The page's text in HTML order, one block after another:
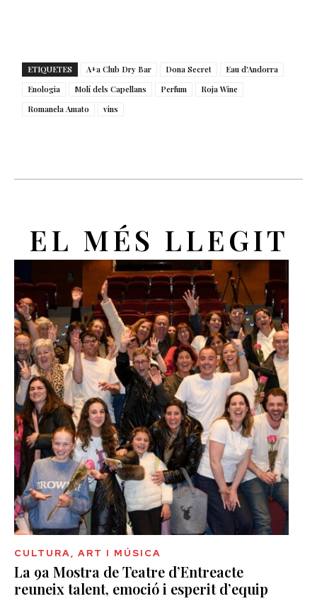
ETIQUETES A+a Club Dry Bar Dona Secret
Eau d'Andorra
Enologia
Molí dels Capellans Perfum
Roja Wine
Romanela Amato
vins
EL MÉS LLEGIT
CULTURA, ART I MÚSICA
La 9a Mostra de Teatre d’Entreacte
reuneix talent, emoció i esperit d’equip